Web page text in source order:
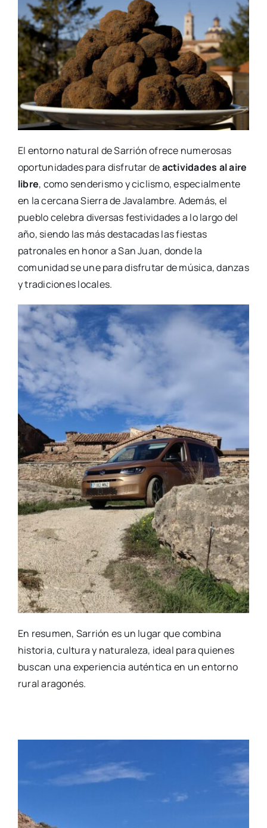
El entorno natural de Sarrión ofrece numerosas
oportunidades para disfrutar deactividades al aire
libre, como senderismo y ciclismo, especialmente
en la cercana Sierra de Javalambre. Además, el
pueblo celebra diversas festividades a lo largo del
año, siendo las más destacadas las fiestas
patronales en honor a San Juan, donde la
comunidad se une para disfrutar de música, danzas
y tradiciones locales.
En resumen, Sarrión es un lugar que combina
historia, cultura y naturaleza, ideal para quienes
buscan una experiencia auténtica en un entorno
rural aragonés.